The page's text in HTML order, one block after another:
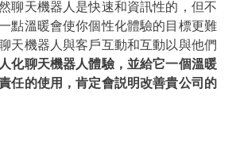
聊天機器人是快速和資訊性的，但不
點溫暖會使你個性化體驗的目標更難
天機器人與客戶互動和互動以與他們
化聊天機器人體驗，並給它一個溫暖
任的使用，肯定會説明改善貴公司的